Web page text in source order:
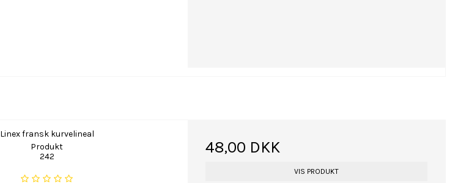
Linex fransk kurvelineal
Produkt
242
48,00 DKK
VIS PRODUKT